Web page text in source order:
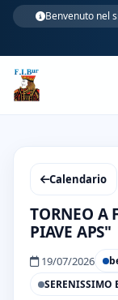
Benvenuto nel
Calendario
TORNEO A
PIAVE APS"
19/07/2026
SERENISSIMO